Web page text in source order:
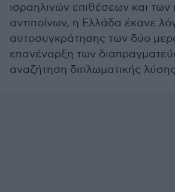
ισραηλινών επιθέσεων και των
αντιποίνων, η Ελλάδα έκανε
αυτοσυγκράτησης των δύο
επανέναρξη των
αναζήτηση διπλωματικής